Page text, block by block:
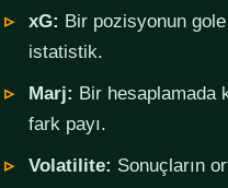
xG: Bir pozisyonun gole
istatistik.
Marj: Bir hesaplamada
fark payı.
Volatilite: Sonuçların